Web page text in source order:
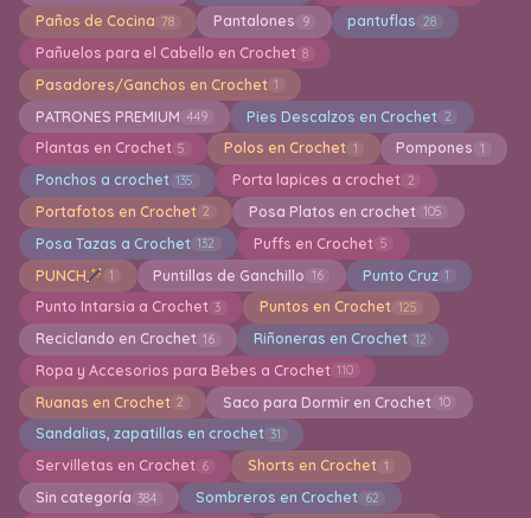
Paños de Cocina 78 Pantalones 9 pantuflas 28
Pañuelos para el Cabello en Crochet 8
Pasadores/Ganchos en Crochet 1
PATRONES PREMIUM 449 Pies Descalzos en Crochet 2
Plantas en Crochet 5 Polos en Crochet 1 Pompones 1
Ponchos a crochet 135 Porta lapices a crochet 2
Portafotos en Crochet 2 Posa Platos en crochet 105
Posa Tazas a Crochet 132 Puffs en Crochet 5
PUNCH 1 Puntillas de Ganchillo 16 Punto Cruz 1
Punto Intarsia a Crochet 3 Puntos en Crochet 125
Reciclando en Crochet 16 Riñoneras en Crochet 12
Ropa y Accesorios para Bebes a Crochet 110
Ruanas en Crochet 2 Saco para Dormir en Crochet 10
Sandalias, zapatillas en crochet 31
Servilletas en Crochet 6 Shorts en Crochet 1
Sin categoría 384 Sombreros en Crochet 62